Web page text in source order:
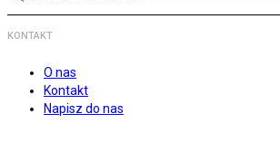
KONTAKT
O nas
Kontakt
Napisz do nas